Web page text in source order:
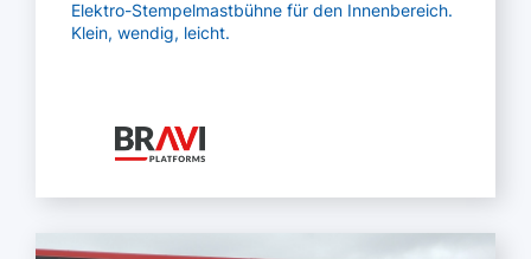
Elektro-Stempelmastbühne für den Innenbereich.
Klein, wendig, leicht.
Mehr lesen